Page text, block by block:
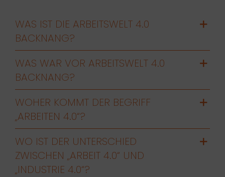
WAS IST DIE ARBEITSWELT 4.0
BACKNANG?
WAS WAR VOR ARBEITSWELT 4.0
BACKNANG?
WOHER KOMMT DER BEGRIFF
„ARBEITEN 4.0“?
WO IST DER UNTERSCHIED
ZWISCHEN „ARBEIT 4.0“ UND
„INDUSTRIE 4.0“?